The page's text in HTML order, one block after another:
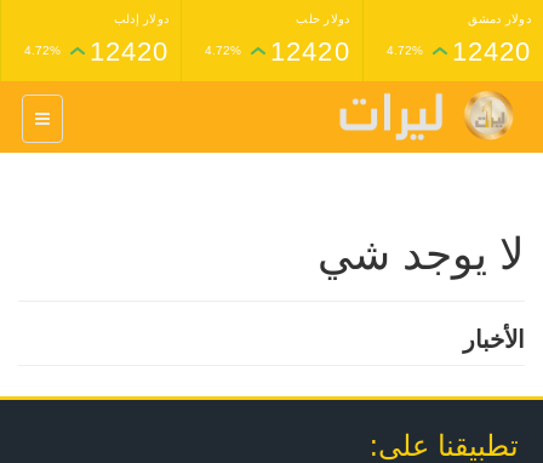
دولار دمشق
12420
4.72%
دولار حلب
12420
4.72%
دولار إدلب
12420
4.72%
غرام عيار 24 ذهب
1,398,000
4.33%
1,227,000
لا يوجد شي
الأخبار
تطبيقنا على: